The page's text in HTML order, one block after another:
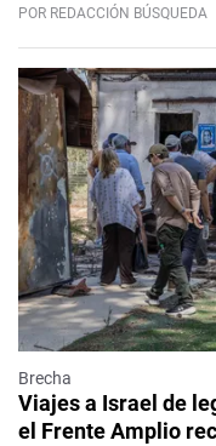
POR REDACCIÓN BÚSQUEDA
Brecha
Viajes a Israel de
el Frente Amplio